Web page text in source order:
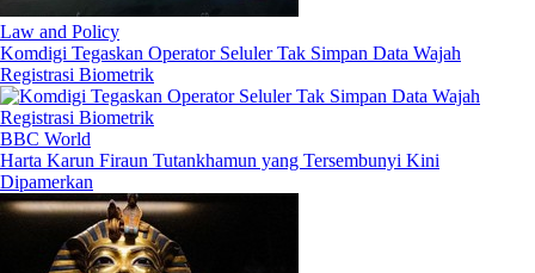
Law and Policy
Komdigi Tegaskan Operator Seluler Tak Simpan Data Wajah
Registrasi Biometrik
BBC World
Harta Karun Firaun Tutankhamun yang Tersembunyi Kini
Dipamerkan